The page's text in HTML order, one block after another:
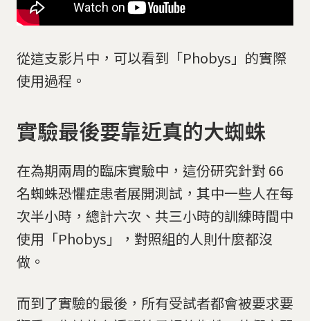
從這支影片中，可以看到「Phobys」的實際
使用過程。
實驗最後要靠近真的大蜘蛛
在為期兩周的臨床實驗中，這份研究針對 66
名蜘蛛恐懼症患者展開測試，其中一些人在每
次半小時，總計六次、共三小時的訓練時間中
使用「Phobys」，對照組的人則什麼都沒
做。
而到了實驗的最後，所有受試者都會被要求要